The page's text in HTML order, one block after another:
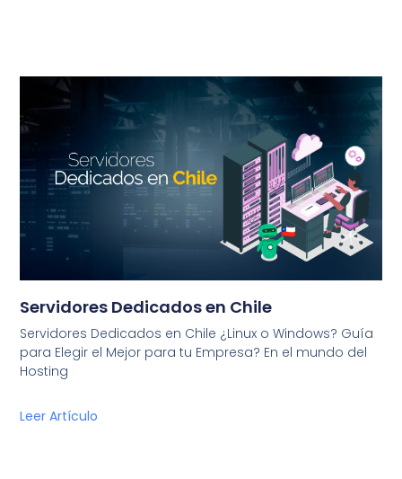
Servidores Dedicados en Chile
Servidores Dedicados en Chile ¿Linux o Windows? Guía
para Elegir el Mejor para tu Empresa? En el mundo del
Hosting
Leer Artículo